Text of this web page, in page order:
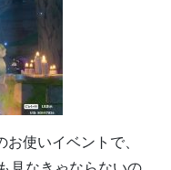
使いイベントで、